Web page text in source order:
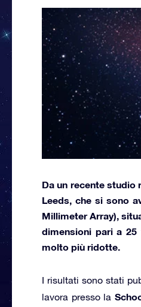
Da un recente studio
Leeds, che si sono
Millimeter Array),
dimensioni pari a
molto più ridotte.
I risultati sono stati
lavora presso la